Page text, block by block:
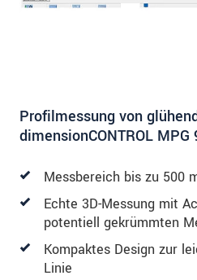
Profilmessung von
dimensionCONTROL MPG
Messbereich bis zu 500
Echte 3D-Messung mit
potentiell gekrümmten
Kompaktes Design zur
Linie